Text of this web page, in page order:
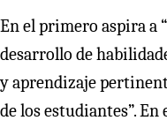
En el primero aspira a
desarrollo de
y aprendizaje
de los estudiantes”.